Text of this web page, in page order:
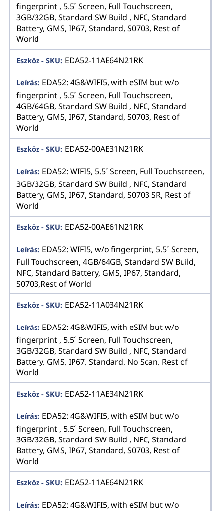
fingerprint , 5.5´ Screen, Full Touchscreen,
3GB/32GB, Standard SW Build , NFC, Standard
Battery, GMS, IP67, Standard, S0703, Rest of
World
EDA52-11AE64N21RK
EDA52: 4G&WIFI5, with eSIM but w/o
fingerprint , 5.5´ Screen, Full Touchscreen,
4GB/64GB, Standard SW Build , NFC, Standard
Battery, GMS, IP67, Standard, S0703, Rest of
World
EDA52-00AE31N21RK
EDA52: WIFI5, 5.5´ Screen, Full Touchscreen,
3GB/32GB, Standard SW Build , NFC, Standard
Battery, GMS, IP67, Standard, S0703 SR, Rest of
World
EDA52-00AE61N21RK
EDA52: WIFI5, w/o fingerprint, 5.5´ Screen,
Full Touchscreen, 4GB/64GB, Standard SW Build,
NFC, Standard Battery, GMS, IP67, Standard,
S0703,Rest of World
EDA52-11A034N21RK
EDA52: 4G&WIFI5, with eSIM but w/o
fingerprint , 5.5´ Screen, Full Touchscreen,
3GB/32GB, Standard SW Build , NFC, Standard
Battery, GMS, IP67, Standard, No Scan, Rest of
World
EDA52-11AE34N21RK
EDA52: 4G&WIFI5, with eSIM but w/o
fingerprint , 5.5´ Screen, Full Touchscreen,
3GB/32GB, Standard SW Build , NFC, Standard
Battery, GMS, IP67, Standard, S0703, Rest of
World
EDA52-11AE64N21RK
EDA52: 4G&WIFI5, with eSIM but w/o